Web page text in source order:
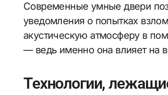
Современные умные двери
уведомления о попытках
акустическую атмосферу в
— ведь именно она влияет на
Технологии,